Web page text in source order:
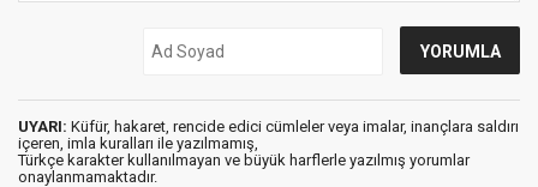
UYARI: Küfür, hakaret, rencide edici cümleler veya imalar, inançlara saldırı
içeren, imla kuralları ile yazılmamış,
Türkçe karakter kullanılmayan ve büyük harflerle yazılmış yorumlar
onaylanmamaktadır.